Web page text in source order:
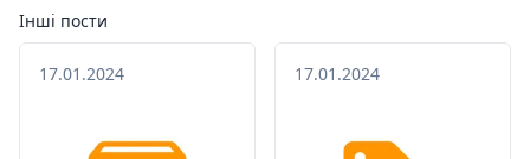
Інші пости
17.01.2024 17.01.2024